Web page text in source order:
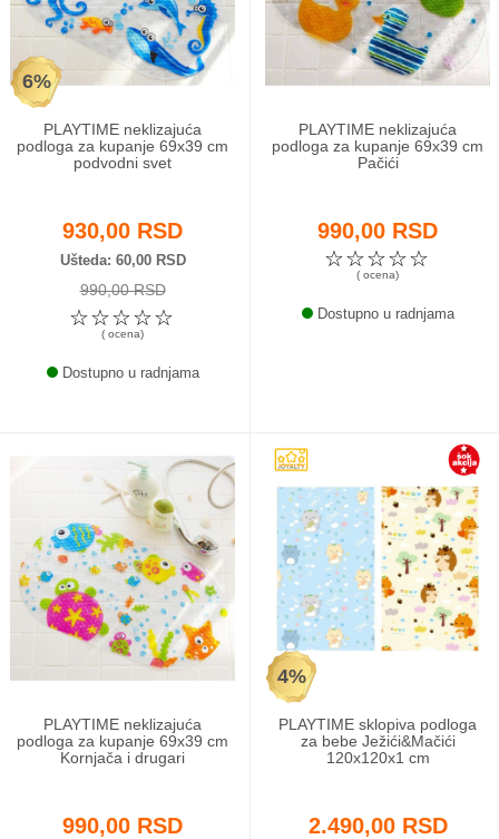
Odeća i obuća
Igračke za bebe i decu
AKCIJA
Call Centar
011 438 1 000
6%
PLAYTIME neklizajuća
podloga za kupanje 69x39 cm
podvodni svet
930,00 RSD
Ušteda 60,00 RSD
990,00 RSD
☆
☆
☆
☆
☆
( ocena)
Dostupno u radnjama
PLAYTIME neklizajuća
podloga za kupanje 69x39 cm
Pačići
990,00 RSD
☆
☆
☆
☆
☆
( ocena)
Dostupno u radnjama
PLAYTIME neklizajuća
podloga za kupanje 69x39 cm
Kornjača i drugari
990,00 RSD
4%
PLAYTIME sklopiva podloga
za bebe Ježići&Mačići
120x120x1 cm
2.490,00 RSD